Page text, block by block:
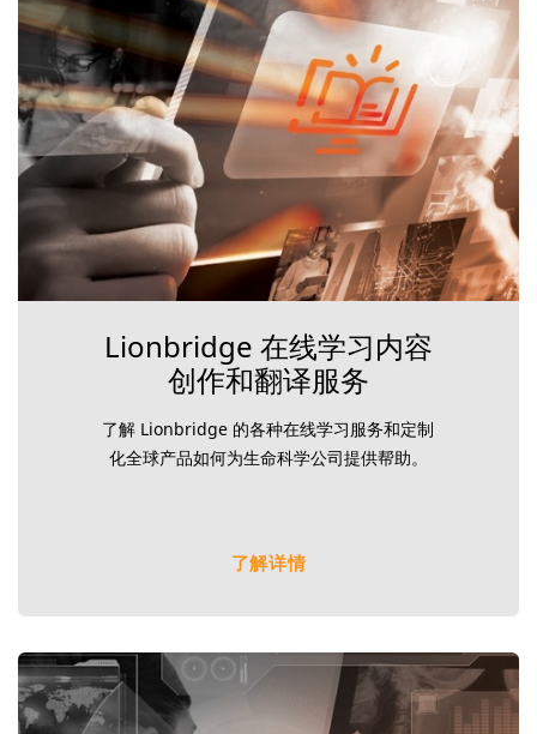
Lionbridge 在线学习内容
创作和翻译服务
了解 Lionbridge 的各种在线学习服务和定制
化全球产品如何为生命科学公司提供帮助。
了解详情